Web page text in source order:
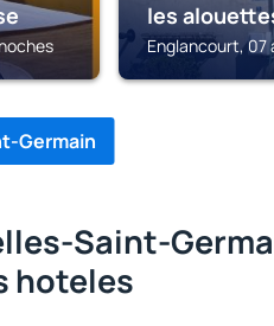
les
Englancourt, 07
Germain
Saint-
hoteles